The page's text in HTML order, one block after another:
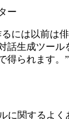
ー
には以前は
話生成ツール
得られます。 ”
に関するよく